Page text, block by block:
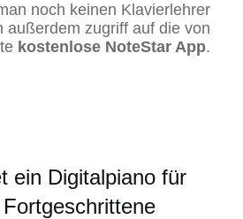
noch keinen Klavierlehrer
außerdem zugriff auf die von
kostenlose NoteStar App.
ein Digitalpiano für